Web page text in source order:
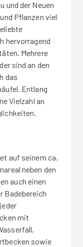
und der Neuen
Pflanzen viel
hervorragend
Mehrere
sind an den
das
Entlang
Vielzahl an
auf seinem ca.
neben den
auch einen
Badebereich
mit
sowie